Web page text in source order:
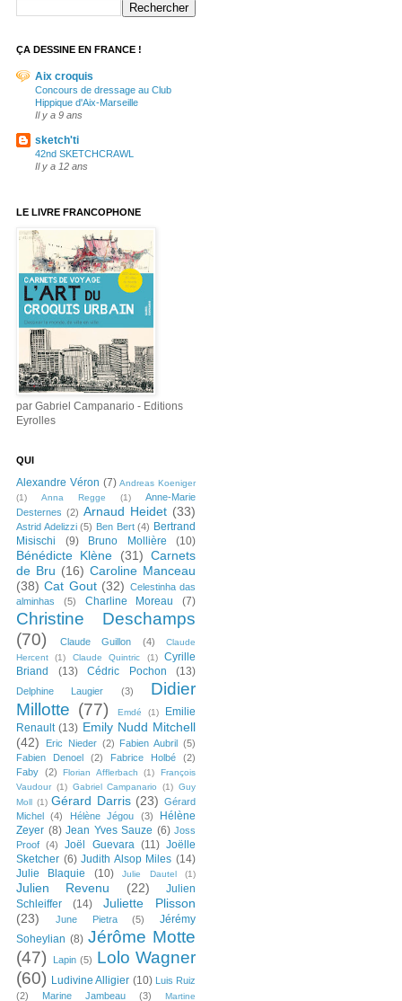
ÇA DESSINE EN FRANCE !
Aix croquis
Concours de dressage au Club
Hippique d'Aix-Marseille
Il y a 9 ans
sketch'ti
42nd SKETCHCRAWL
Il y a 12 ans
LE LIVRE FRANCOPHONE
par Gabriel Campanario - Editions
Eyrolles
QUI
Alexandre Véron (7) Andreas Koeniger
(1)
Anna Regge (1)
Anne-Marie
Desternes (2) Arnaud Heidet (33)
Astrid Adelizzi (5) Ben Bert (4) Bertrand
Misischi
(9) Bruno Mollière (10)
Bénédicte Klène (31) Carnets
de Bru (16) Caroline Manceau
(38) Cat Gout (32) Celestinha das
alminhas
(5) Charline Moreau (7)
Christine Deschamps
(70)
Claude Guillon (4)
Claude
Hercent
(1) Claude Quintric (1)
Cyrille
Briand
(13) Cédric Pochon (13)
Delphine Laugier (3)
Didier
Millotte (77) Emdé (1)
Emilie
Renault (13) Emily Nudd Mitchell
(42)
Eric Nieder (2) Fabien Aubril (5)
Fabien Denoel
(2) Fabrice Holbé
(2)
Faby (2) Florian Afflerbach (1)
François
Vaudour (1) Gabriel Campanario (1) Guy
Moll (1) Gérard Darris (23) Gérard
Michel
(4) Hélène Jégou (3)
Hélène
Zeyer (8) Jean Yves Sauze (6) Joss
Proof
(4) Joël Guevara (11) Joëlle
Sketcher (6) Judith Alsop Miles (14)
Julie Blaquie
(10) Julie Dautel (1)
Julien Revenu (22)
Julien
Schleiffer
(14)
Juliette Plisson
(23)
June Pietra (5)
Jérémy
Soheylian (8) Jérôme Motte
(47)
Lapin (5) Lolo Wagner
(60) Ludivine Alligier (10) Luis Ruiz
(2)
Marine Jambeau (3) Martine